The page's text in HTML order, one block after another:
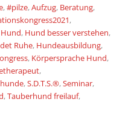
,#pilze,Aufzug, Beratung,
,
, Hund besser verstehen,
Ruhe, Hundeausbildung,
, Körpersprache Hund,
,
,S.D.T.S.®,Seminar,
,Tauberhund freilauf,